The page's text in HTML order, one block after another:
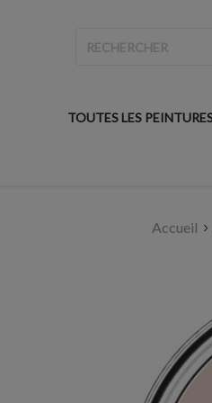
TOUTES LES
Accueil